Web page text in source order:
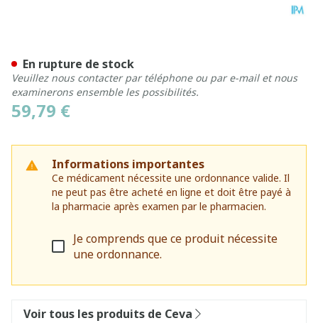
59,79 €
Informations importantes
Ce médicament nécessite une ordonnance valide. Il
ne peut pas être acheté en ligne et doit être payé à
la pharmacie après examen par le pharmacien.
Je comprends que ce produit nécessite
une ordonnance.
En rupture de stock
Veuillez nous contacter par téléphone ou par e-mail et nous
examinerons ensemble les possibilités.
Voir tous les produits de Ceva